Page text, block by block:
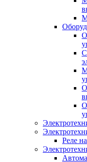
Реле